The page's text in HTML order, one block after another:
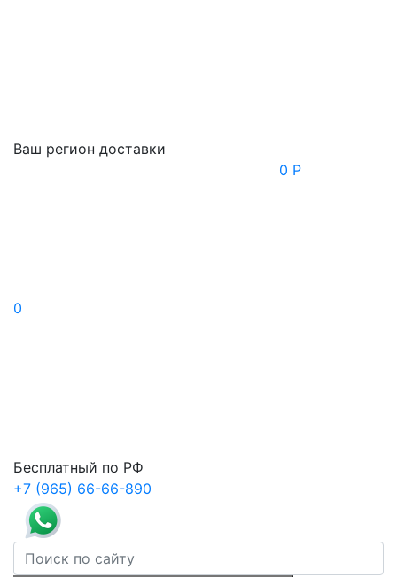
Ваш регион доставки
0
0 Р
Бесплатный по РФ
+7 (965) 66-66-890